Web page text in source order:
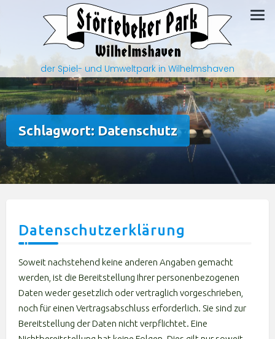
der Spiel- und Umweltpark in Wilhelmshaven
Schlagwort: Datenschutz
Datenschutzerklärung
Soweit nachstehend keine anderen Angaben gemacht
werden, ist die Bereitstellung Ihrer personenbezogenen
Daten weder gesetzlich oder vertraglich vorgeschrieben,
noch für einen Vertragsabschluss erforderlich. Sie sind zur
Bereitstellung der Daten nicht verpflichtet. Eine